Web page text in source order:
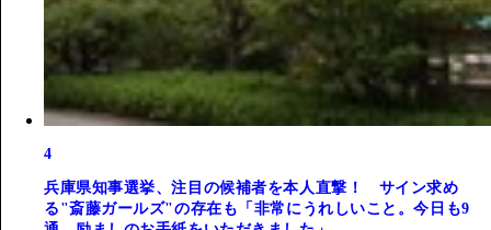
4
兵庫県知事選挙、注目の候補者を本人直撃！ サイン求め
る"斎藤ガールズ"の存在も「非常にうれしいこと。今日も9